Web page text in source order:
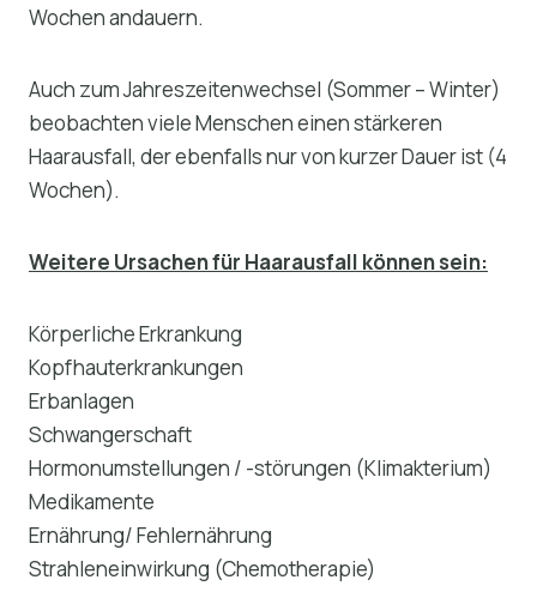
Wochen andauern.
Auch zum Jahreszeitenwechsel (Sommer – Winter)
beobachten viele Menschen einen stärkeren
Haarausfall, der ebenfalls nur von kurzer Dauer ist (4
Wochen).
Weitere Ursachen für Haarausfall können sein:
Körperliche Erkrankung
Kopfhauterkrankungen
Erbanlagen
Schwangerschaft
Hormonumstellungen / -störungen (Klimakterium)
Medikamente
Ernährung/ Fehlernährung
Strahleneinwirkung (Chemotherapie)